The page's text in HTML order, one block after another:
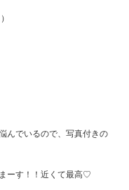
んでいるので、写真付きの
ーす！！近くて最高♡